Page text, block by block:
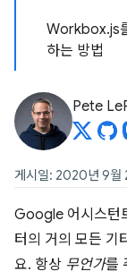
Workbox.js
하는 방법
Pete
게시일: 2020년 9월
Google 어시스턴
터의 거의 모든 기
요. 항상 무언가를